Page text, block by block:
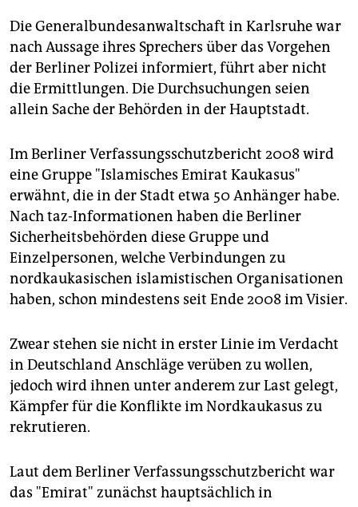
Die Generalbundesanwaltschaft in Karlsruhe war
nach Aussage ihres Sprechers über das Vorgehen
der Berliner Polizei informiert, führt aber nicht
die Ermittlungen. Die Durchsuchungen seien
allein Sache der Behörden in der Hauptstadt.
Im Berliner Verfassungsschutzbericht 2008 wird
eine Gruppe "Islamisches Emirat Kaukasus"
erwähnt, die in der Stadt etwa 50 Anhänger habe.
Nach taz-Informationen haben die Berliner
Sicherheitsbehörden diese Gruppe und
Einzelpersonen, welche Verbindungen zu
nordkaukasischen islamistischen Organisationen
haben, schon mindestens seit Ende 2008 im Visier.
Zwear stehen sie nicht in erster Linie im Verdacht
in Deutschland Anschläge verüben zu wollen,
jedoch wird ihnen unter anderem zur Last gelegt,
Kämpfer für die Konflikte im Nordkaukasus zu
rekrutieren.
Laut dem Berliner Verfassungsschutzbericht war
das "Emirat" zunächst hauptsächlich in